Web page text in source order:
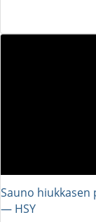
Sauno
― HSY